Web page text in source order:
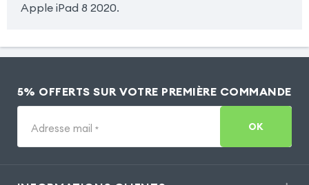
Apple iPad 8 2020.
5% OFFERTS SUR VOTRE PREMIÈRE COMMANDE
Adresse mail * OK